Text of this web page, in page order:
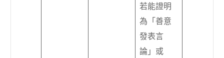
若能證明
為「善意
發表言
論」或